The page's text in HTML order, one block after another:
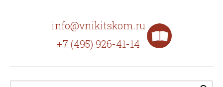
info@vnikitskom.ru
+7 (495) 926-41-14